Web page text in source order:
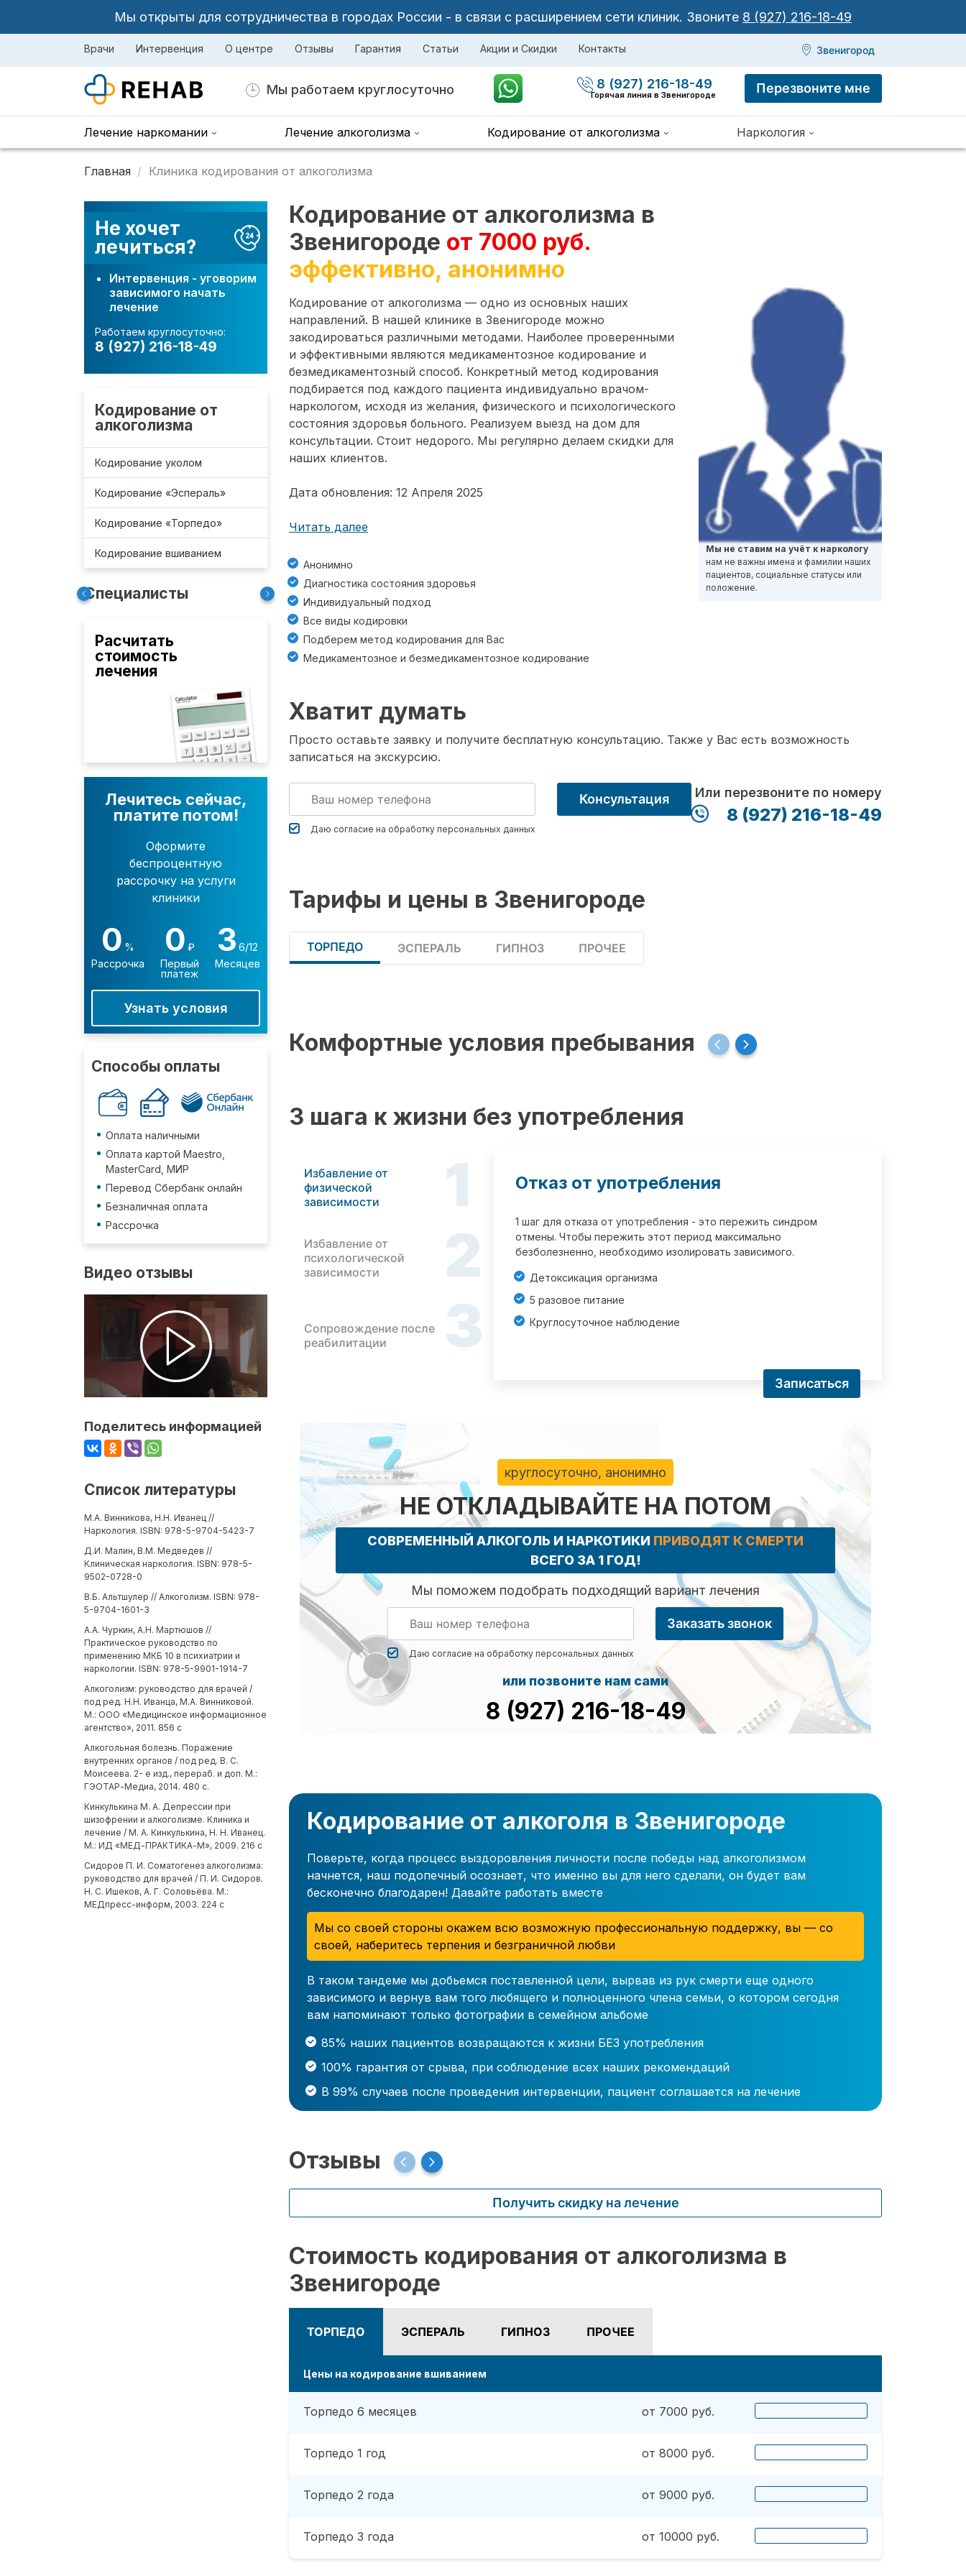
Мы открыты для сотрудничества в городах России - в связи с расширением сети клиник. Звоните 8 (927) 216-18-49
Врачи Интервенция О центре Отзывы Гарантия Статьи Акции и Скидки Контакты Звенигород
Мы работаем круглосуточно 8 (927) 216-18-49
Горячая линия в Звенигороде Перезвоните мне
Лечение наркомании Лечение алкоголизма Кодирование от алкоголизма Наркология
Главная Клиника кодирования от алкоголизма
Не хочет
лечиться?
Интервенция - уговорим
зависимого начать
лечение
Работаем круглосуточно:
8 (927) 216-18-49
Кодирование от
алкоголизма
Кодирование уколом
Кодирование «Эспераль»
Кодирование «Торпедо»
Кодирование вшиванием
Специалисты
Расчитать
стоимость
лечения
Лечитесь сейчас,
платите потом!
Оформите
беспроцентную
рассрочку на услуги
клиники
0 %
Рассрочка
0 ₽
Первый
платеж
3 6/12
Месяцев
Узнать условия
Способы оплаты
Оплата наличными
Оплата картой Maestro,
MasterCard, МИР
Перевод Сбербанк онлайн
Безналичная оплата
Рассрочка
Видео отзывы
Поделитесь информацией
Список литературы
М.А. Винникова, Н.Н. Иванец //
Наркология. ISBN: 978-5-9704-5423-7
Д.И. Малин, В.М. Медведев //
Клиническая наркология. ISBN: 978-5-
9502-0728-0
В.Б. Альтшулер // Алкоголизм. ISBN: 978-
5-9704-1601-3
А.А. Чуркин, А.Н. Мартюшов //
Практическое руководство по
применению МКБ 10 в психиатрии и
наркологии. ISBN: 978-5-9901-1914-7
Алкоголизм: руководство для врачей /
под ред. Н.Н. Иванца, М.А. Винниковой.
М.: ООО «Медицинское информационное
агентство», 2011. 856 с
Алкогольная болезнь. Поражение
внутренних органов / под ред. В. С.
Моисеева. 2- е изд., перераб. и доп. М.:
ГЭОТАР-Медиа, 2014. 480 с.
Кинкулькина М. А. Депрессии при
шизофрении и алкоголизме. Клиника и
лечение / М. А. Кинкулькина, Н. Н. Иванец.
М.: ИД «МЕД-ПРАКТИКА-М», 2009. 216 с
Сидоров П. И. Соматогенез алкоголизма:
руководство для врачей / П. И. Сидоров.
Н. С. Ишеков, А. Г. Соловьёва. М.:
МЕДпресс-информ, 2003. 224 с
Кодирование от алкоголизма в
Звенигороде от 7000 руб.
эффективно, анонимно
Кодирование от алкоголизма — одно из основных наших
направлений. В нашей клинике в Звенигороде можно
закодироваться различными методами. Наиболее проверенными
и эффективными являются медикаментозное кодирование и
безмедикаментозный способ. Конкретный метод кодирования
подбирается под каждого пациента индивидуально врачом-
наркологом, исходя из желания, физического и психологического
состояния здоровья больного. Реализуем выезд на дом для
консультации. Стоит недорого. Мы регулярно делаем скидки для
наших клиентов.
Дата обновления: 12 Апреля 2025
Читать далее
Анонимно
Диагностика состояния здоровья
Индивидуальный подход
Все виды кодировки
Подберем метод кодирования для Вас
Медикаментозное и безмедикаментозное кодирование
Мы не ставим на учёт к наркологу
нам не важны имена и фамилии наших
пациентов, социальные статусы или
положение.
Хватит думать
Просто оставьте заявку и получите бесплатную консультацию. Также у Вас есть возможность
записаться на экскурсию.
Даю согласие на обработку персональных данных
Консультация Или перезвоните по номеру
8 (927) 216-18-49
Тарифы и цены в Звенигороде
ТОРПЕДО ЭСПЕРАЛЬ ГИПНОЗ ПРОЧЕЕ
Комфортные условия пребывания
3 шага к жизни без употребления
Избавление от
физической
зависимости
1
Избавление от
психологической
зависимости
2
Сопровождение после
реабилитации
3
Отказ от употребления
1 шаг для отказа от употребления - это пережить синдром
отмены. Чтобы пережить этот период максимально
безболезненно, необходимо изолировать зависимого.
Детоксикация организма
5 разовое питание
Круглосуточное наблюдение
Записаться
круглосуточно, анонимно
НЕ ОТКЛАДЫВАЙТЕ НА ПОТОМ
СОВРЕМЕННЫЙ АЛКОГОЛЬ И НАРКОТИКИ ПРИВОДЯТ К СМЕРТИ
ВСЕГО ЗА 1 ГОД!
Мы поможем подобрать подходящий вариант лечения
Даю согласие на обработку персональных данных
Заказать звонок
или позвоните нам сами
8 (927) 216-18-49
Кодирование от алкоголя в Звенигороде
Поверьте, когда процесс выздоровления личности после победы над алкоголизмом
начнется, наш подопечный осознает, что именно вы для него сделали, он будет вам
бесконечно благодарен! Давайте работать вместе
Мы со своей стороны окажем всю возможную профессиональную поддержку, вы — со
своей, наберитесь терпения и безграничной любви
В таком тандеме мы добьемся поставленной цели, вырвав из рук смерти еще одного
зависимого и вернув вам того любящего и полноценного члена семьи, о котором сегодня
вам напоминают только фотографии в семейном альбоме
85% наших пациентов возвращаются к жизни БЕЗ употребления
100% гарантия от срыва, при соблюдение всех наших рекомендаций
В 99% случаев после проведения интервенции, пациент соглашается на лечение
Отзывы
Получить скидку на лечение
Стоимость кодирования от алкоголизма в
Звенигороде
ТОРПЕДО ЭСПЕРАЛЬ ГИПНОЗ ПРОЧЕЕ
Цены на кодирование вшиванием
Торпедо 6 месяцев от 7000 руб.
Торпедо 1 год от 8000 руб.
Торпедо 2 года от 9000 руб.
Торпедо 3 года от 10000 руб.